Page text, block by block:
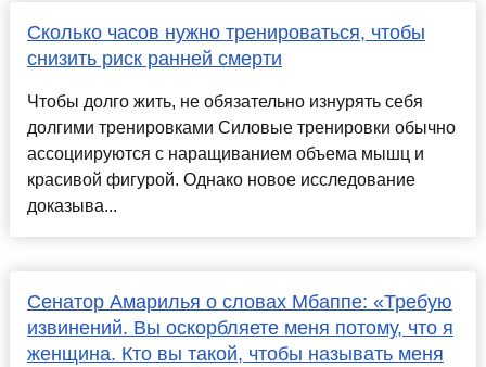
Сколько часов нужно тренироваться, чтобы
снизить риск ранней смерти
Чтобы долго жить, не обязательно изнурять себя
долгими тренировками Силовые тренировки обычно
ассоциируются с наращиванием объема мышц и
красивой фигурой. Однако новое исследование
доказыва...
Сенатор Амарилья о словах Мбаппе: «Требую
извинений. Вы оскорбляете меня потому, что я
женщина. Кто вы такой, чтобы называть меня